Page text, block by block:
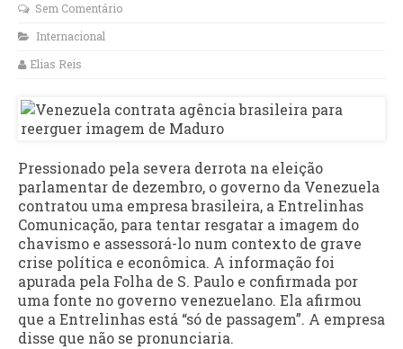
Sem Comentário
Internacional
Elias Reis
Pressionado pela severa derrota na eleição
parlamentar de dezembro, o governo da Venezuela
contratou uma empresa brasileira, a Entrelinhas
Comunicação, para tentar resgatar a imagem do
chavismo e assessorá-lo num contexto de grave
crise política e econômica. A informação foi
apurada pela Folha de S. Paulo e confirmada por
uma fonte no governo venezuelano. Ela afirmou
que a Entrelinhas está “só de passagem”. A empresa
disse que não se pronunciaria.